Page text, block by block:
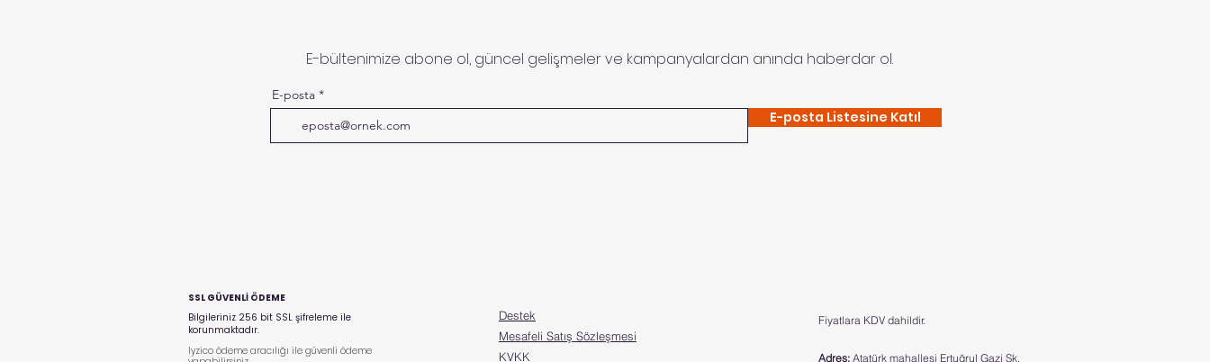
E-bültenimize abone ol, güncel gelişmeler ve kampanyalardan anında haberdar ol.
E-posta
E-posta Listesine Katıl
SSL GÜVENLİ ÖDEME
Bilgileriniz 256 bit SSL şifreleme ile
korunmaktadır.
Iyzico ödeme aracılığı ile güvenli ödeme
Destek
Mesafeli Satış Sözleşmesi
KVKK
Fiyatlara KDV dahildir.
Adres: Atatürk mahallesi Ertuğrul Gazi Sk.